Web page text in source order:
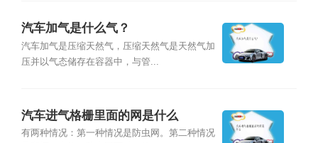
汽车加气是什么气？
汽车加气是压缩天然气，压缩天然气是天然气加
压并以气态储存在容器中，与管...
汽车进气格栅里面的网是什么
有两种情况：第一种情况是防虫网。第二种情况